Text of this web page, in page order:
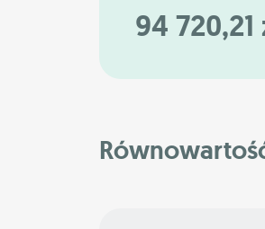
94 720,21